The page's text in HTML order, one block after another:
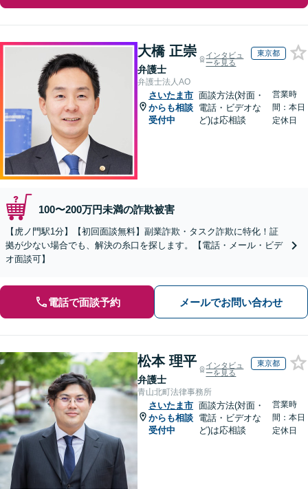
大橋 正崇
弁護士
インタビュ
ーを見る
東京都
弁護士法人AO
さいたま市
からも相談
受付中
面談方法(対面・
電話・ビデオな
ど)は応相談
営業時
間：本日
定休日
100〜200万円未満の詐欺被害
【虎ノ門駅1分】【初回面談無料】副業詐欺・タスク詐欺に特化！証
拠が少ない場合でも、解決の糸口を探します。【電話・メール・ビデ
オ面談可】
電話で面談予約 メールでお問い合わせ
松本 理平
弁護士
インタビュ
ーを見る
東京都
青山北町法律事務所
さいたま市
からも相談
受付中
面談方法(対面・
電話・ビデオな
ど)は応相談
営業時
間：本日
定休日